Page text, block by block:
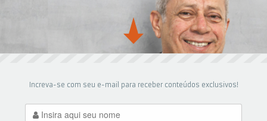
Increva-se com seu e-mail para receber conteúdos exclusivos!